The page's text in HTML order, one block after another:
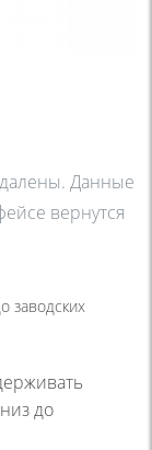
Данные
вернутся
заводских
до